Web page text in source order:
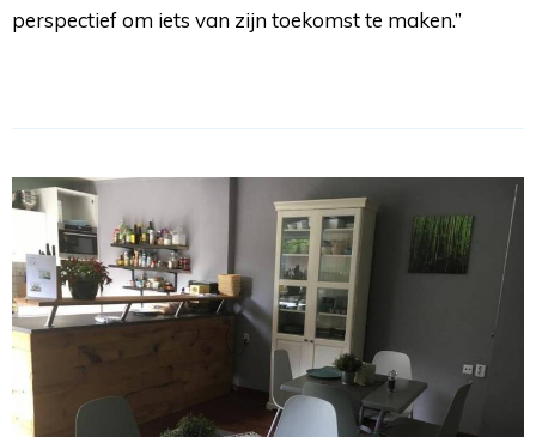
perspectief om iets van zijn toekomst te maken.”